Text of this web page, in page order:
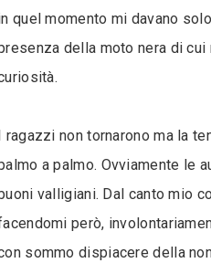
quel momento mi davano
della moto nera di
ragazzi non tornarono ma la
a palmo. Ovviamente le
valligiani. Dal canto mio
però,
sommo dispiacere della